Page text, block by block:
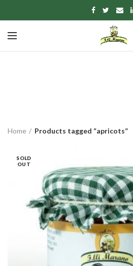
Home Products tagged “apricots”
SOLD
OUT